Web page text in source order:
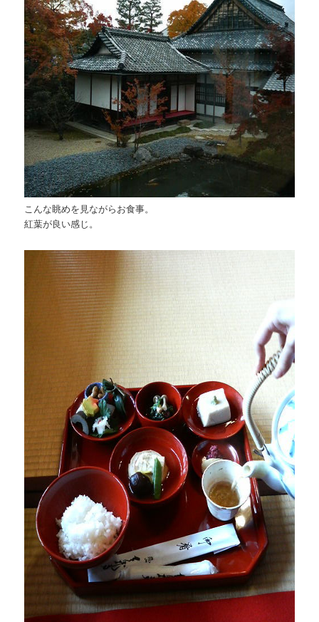
こんな眺めを見ながらお食事。
紅葉が良い感じ。